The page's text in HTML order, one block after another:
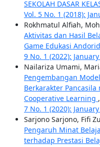
SEKOLAH DASAR
Vol. 5 No. 1 (2018):
Rokhmatul Alfiah,
Aktivitas dan Hasil
Game Edukasi Andorid
9 No. 1 (2022):
Nailariza Umami,
Pengembangan
Berkarakter
Cooperative Learning ,
7 No. 1 (2020):
Sarjono Sarjono, Fifi
Pengaruh Minat
terhadap Prestasi